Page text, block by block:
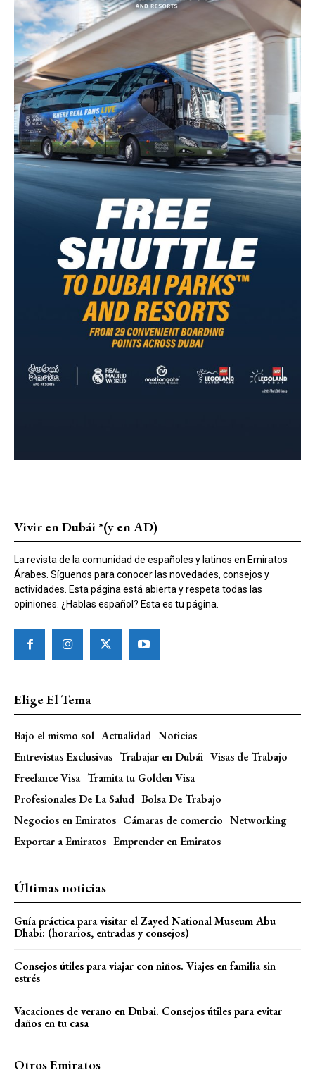
Vivir en Dubái *(y en AD)
La revista de la comunidad de españoles y latinos en Emiratos
Árabes. Síguenos para conocer las novedades, consejos y
actividades. Esta página está abierta y respeta todas las
opiniones. ¿Hablas español? Esta es tu página.
Elige El Tema
Bajo el mismo sol Actualidad Noticias
Entrevistas Exclusivas Trabajar en Dubái Visas de Trabajo
Freelance Visa Tramita tu Golden Visa
Profesionales De La Salud Bolsa De Trabajo
Negocios en Emiratos Cámaras de comercio Networking
Exportar a Emiratos Emprender en Emiratos
Últimas noticias
Guía práctica para visitar el Zayed National Museum Abu
Dhabi: (horarios, entradas y consejos)
Consejos útiles para viajar con niños. Viajes en familia sin
estrés
Vacaciones de verano en Dubai. Consejos útiles para evitar
daños en tu casa
Otros Emiratos